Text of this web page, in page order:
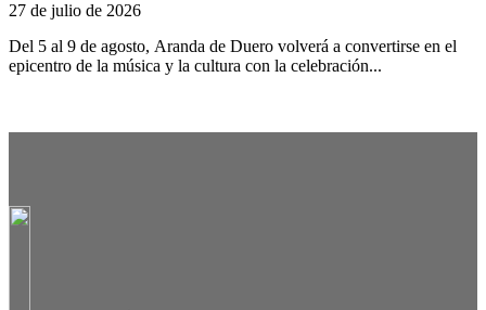
27 de julio de 2026
Del 5 al 9 de agosto, Aranda de Duero volverá a convertirse en el
epicentro de la música y la cultura con la celebración...